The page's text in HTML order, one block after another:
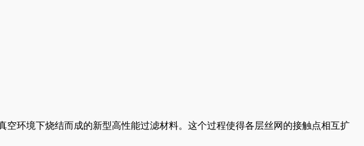
环境下烧结而成的新型高性能过滤材料。这个过程使得各层丝网的接触点相互扩